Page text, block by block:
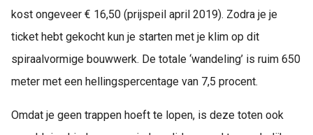
kost ongeveer € 16,50 (prijspeil april 2019). Zodra je je
ticket hebt gekocht kun je starten met je klim op dit
spiraalvormige bouwwerk. De totale ‘wandeling’ is ruim 650
meter met een hellingspercentage van 7,5 procent.
Omdat je geen trappen hoeft te lopen, is deze toten ook